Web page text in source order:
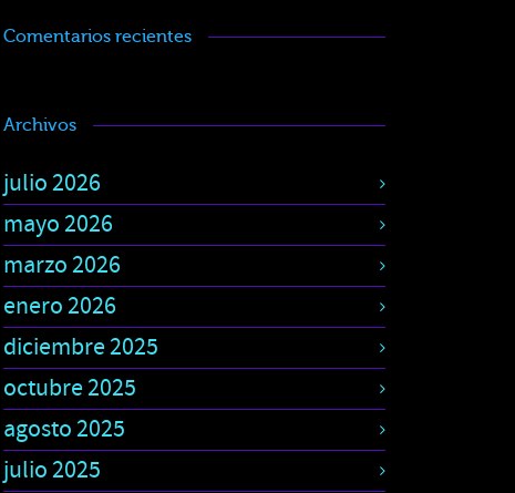
Comentarios recientes
Archivos
julio 2026
mayo 2026
marzo 2026
enero 2026
diciembre 2025
octubre 2025
agosto 2025
julio 2025